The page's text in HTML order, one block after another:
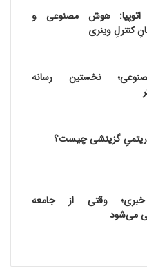
اتوپیا: هوش مصنوعی و
کنترلِ وینری
نخستین رسانه
گزینشی چیست؟
وقتی از جامعه
می‌شود